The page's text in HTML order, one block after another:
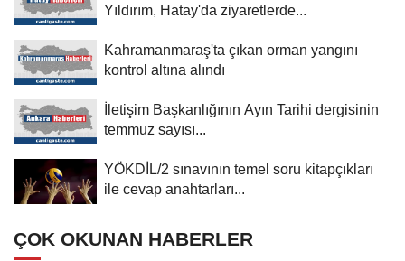
Yıldırım, Hatay'da ziyaretlerde...
Kahramanmaraş'ta çıkan orman yangını
kontrol altına alındı
İletişim Başkanlığının Ayın Tarihi dergisinin
temmuz sayısı...
YÖKDİL/2 sınavının temel soru kitapçıkları
ile cevap anahtarları...
ÇOK OKUNAN HABERLER